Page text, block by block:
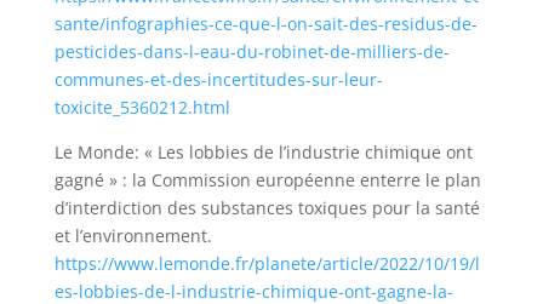
sante/infographies-ce-que-l-on-sait-des-residus-de-
pesticides-dans-l-eau-du-robinet-de-milliers-de-
communes-et-des-incertitudes-sur-leur-
toxicite_5360212.html
Le Monde: « Les lobbies de l’industrie chimique ont
gagné » : la Commission européenne enterre le plan
d’interdiction des substances toxiques pour la santé
et l’environnement.
https://www.lemonde.fr/planete/article/2022/10/19/l
es-lobbies-de-l-industrie-chimique-ont-gagne-la-